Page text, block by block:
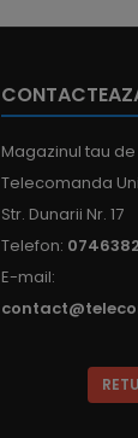
Magazinul tau
Telecomanda
Str. Dunarii Nr. 17
Telefon:
E-mail: